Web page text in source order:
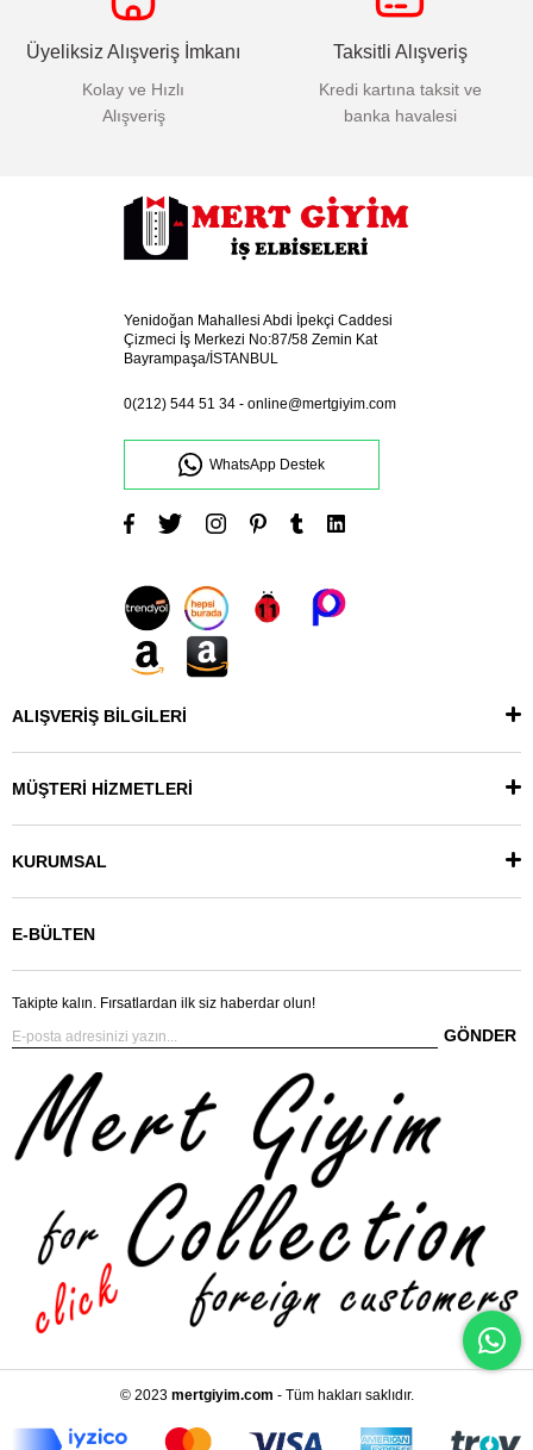
Üyeliksiz Alışveriş İmkanı
Kolay ve Hızlı
Alışveriş
Taksitli Alışveriş
Kredi kartına taksit ve
banka havalesi
Yenidoğan Mahallesi Abdi İpekçi Caddesi
Çizmeci İş Merkezi No:87/58 Zemin Kat
Bayrampaşa/İSTANBUL
0(212) 544 51 34 - online@mertgiyim.com
WhatsApp Destek
ALIŞVERİŞ BİLGİLERİ
MÜŞTERİ HİZMETLERİ
KURUMSAL
E-BÜLTEN
Takipte kalın. Fırsatlardan ilk siz haberdar olun!
GÖNDER
© 2023 mertgiyim.com - Tüm hakları saklıdır.